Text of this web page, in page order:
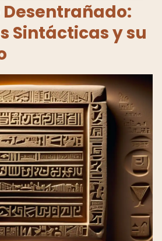
Desentrañado:
Sintácticas y su